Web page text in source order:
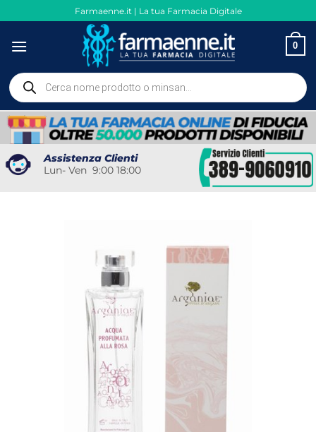
ai
contenuti
Farmaenne.it | La tua Farmacia Digitale
0
Ricerca
prodotti
Assistenza Clienti
Lun- Ven 9:00 18:00